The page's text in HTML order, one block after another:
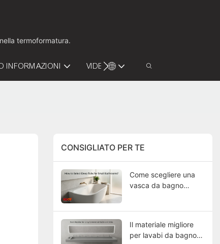
termoformatura.
INFORMAZIONI VIDEO CONTATTACI
CONSIGLIATO PER TE
Come scegliere una
vasca da bagno
Il materiale migliore
per lavabi da bagno